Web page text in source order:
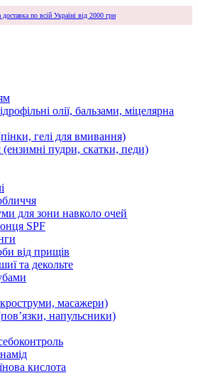
по всій Україні від 2000 грн
олії, бальзами, міцелярна
гелі для вмивання)
(ензимні пудри, скатки, педи)
для зони навколо очей
SPF
від прищів
та декольте
масажери)
напульсники)
кислота